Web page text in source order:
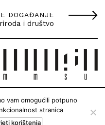
DOGAĐANJE
i društvo
vam omogućili potpuno
stranica
korištenja